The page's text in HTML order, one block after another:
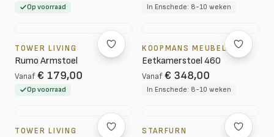
Op voorraad In Enschede: 8-10 weken
TOWER LIVING
Rumo Armstoel
Vanaf € 179,00
Op voorraad
KOOPMANS MEUBELEN
Eetkamerstoel 460
Vanaf € 348,00
In Enschede: 8-10 weken
TOWER LIVING STARFURN